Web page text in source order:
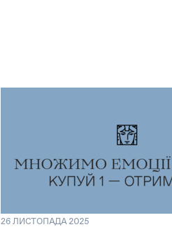
26 ЛИСТОПАДА 2025